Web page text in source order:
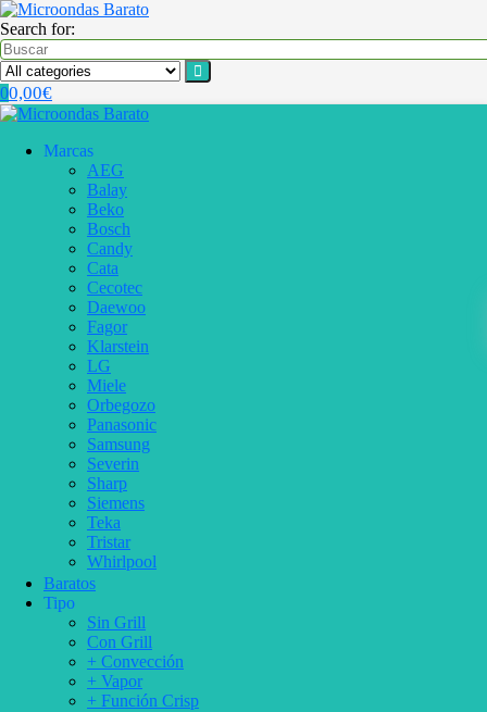
Search for:
00,00€
Marcas
AEG
Balay
Beko
Bosch
Candy
Cata
Cecotec
Daewoo
Fagor
Klarstein
LG
Miele
Orbegozo
Panasonic
Samsung
Severin
Sharp
Siemens
Teka
Tristar
Whirlpool
Baratos
Tipo
Sin Grill
Con Grill
+ Convección
+ Vapor
+ Función Crisp